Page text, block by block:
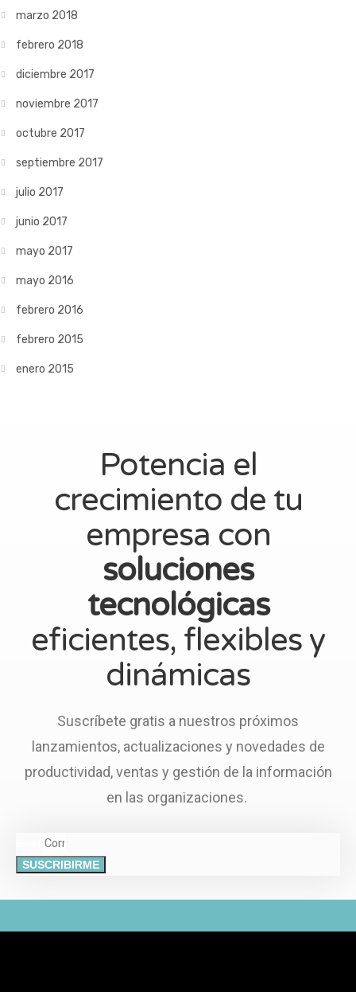
marzo 2018
febrero 2018
diciembre 2017
noviembre 2017
octubre 2017
septiembre 2017
julio 2017
junio 2017
mayo 2017
mayo 2016
febrero 2016
febrero 2015
enero 2015
Potencia el
crecimiento de tu
empresa con
soluciones
tecnológicas
eficientes, flexibles y
dinámicas
Suscríbete gratis a nuestros próximos
lanzamientos, actualizaciones y novedades de
productividad, ventas y gestión de la información
en las organizaciones.
SUSCRIBIRME